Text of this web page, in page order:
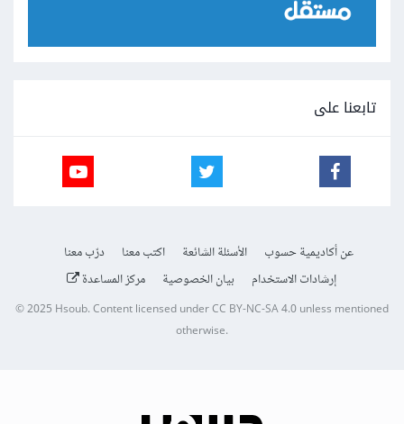
تابعنا على
عن أكاديمية حسوب الأسئلة الشائعة اكتب معنا
درّب معنا
إرشادات الاستخدام
بيان الخصوصية مركز المساعدة
© 2025Hsoub.Content licensed underCC BY-NC-SA 4.0unless mentioned
otherwise.